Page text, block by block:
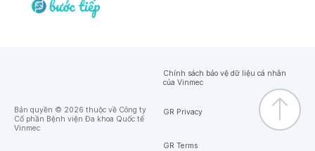
Bản quyền © 2026 thuộc về Công ty
Cổ phần Bệnh viện Đa khoa Quốc tế
Vinmec
Chính sách bảo vệ dữ liệu cá nhân
của Vinmec
GR Privacy
GR Terms